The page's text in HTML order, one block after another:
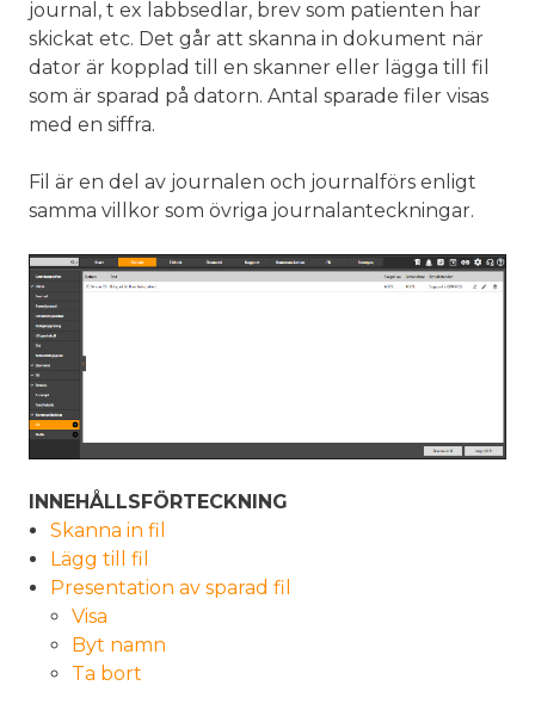
journal, t ex labbsedlar, brev som patienten har
skickat etc. Det går att skanna in dokument när
dator är kopplad till en skanner eller lägga till fil
som är sparad på datorn. Antal sparade filer visas
med en siffra.
Fil är en del av journalen och journalförs enligt
samma villkor som övriga journalanteckningar.
INNEHÅLLSFÖRTECKNING
Skanna in fil
Lägg till fil
Presentation av sparad fil
Visa
Byt namn
Ta bort